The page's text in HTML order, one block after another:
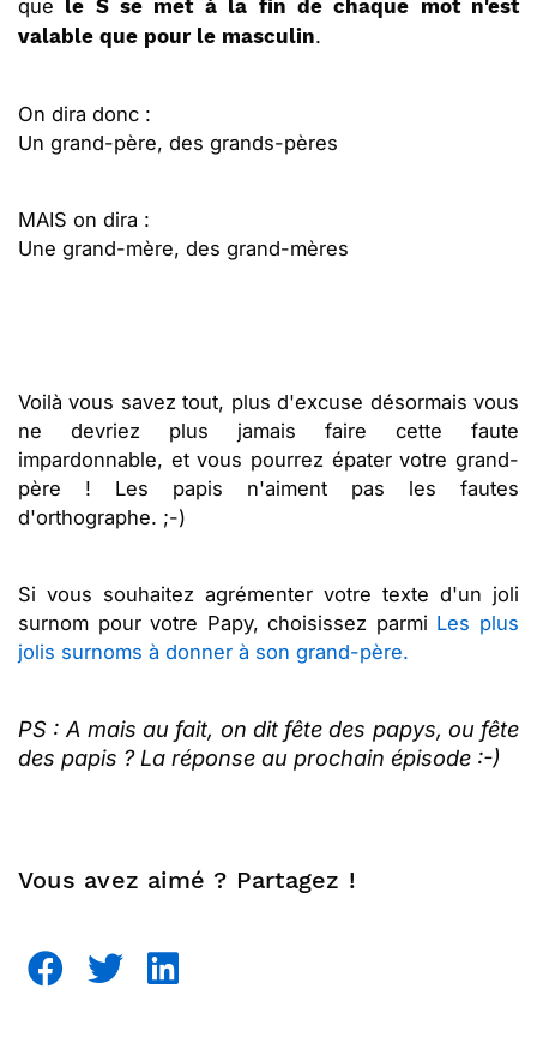
que le S se met à la fin de chaque mot n'est
valable que pour le masculin.
On dira donc :
Un grand-père, des grands-pères
MAIS on dira :
Une grand-mère, des grand-mères
Voilà vous savez tout, plus d'excuse désormais vous
ne devriez plus jamais faire cette faute
impardonnable, et vous pourrez épater votre grand-
père ! Les papis n'aiment pas les fautes
d'orthographe. ;-)
Si vous souhaitez agrémenter votre texte d'un joli
surnom pour votre Papy, choisissez parmi Les plus
jolis surnoms à donner à son grand-père.
PS : A mais au fait, on dit fête des papys, ou fête
des papis ? La réponse au prochain épisode :-)
Vous avez aimé ? Partagez !